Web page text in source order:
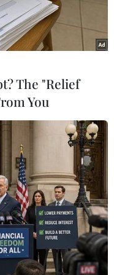
bị đình chỉ.
ở Port-au-Prince, Haiti,
ngày 3/3. (Ảnh:
Caribe, Cơ
nước ở Haiti
The "Relief
You